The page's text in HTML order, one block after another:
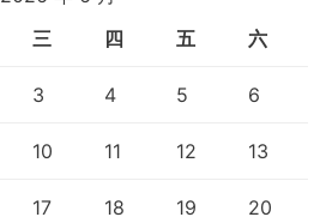
三 四 五 六
3 4 5 6
10 11 12 13
17 18 19 20